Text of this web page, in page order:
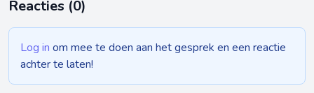
Reacties (0)
Log in om mee te doen aan het gesprek en een reactie
achter te laten!